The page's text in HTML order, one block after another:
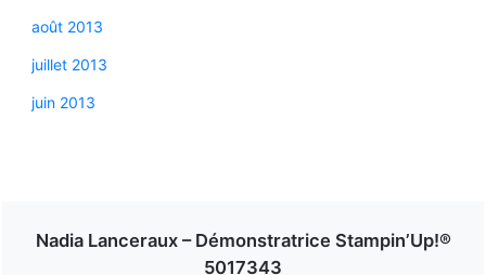
août 2013
juillet 2013
juin 2013
Nadia Lanceraux – Démonstratrice Stampin’Up!®
5017343